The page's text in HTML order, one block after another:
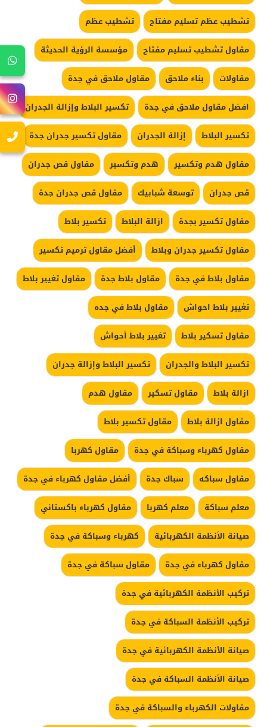
تشطيب عظم تسليم مفتاح
تشطيب عظم
مقاول تشطيب تسليم مفتاح
مؤسسة الرؤية الحديثة
مقاولات
بناء ملاحق
مقاول ملاحق في جدة
افضل مقاول ملاحق في جدة
تكسير البلاط وإزالة الجدران
تكسير البلاط
إزالة الجدران
مقاول تكسير جدران جدة
مقاول هدم وتكسير
هدم وتكسير
مقاول قص جدران
قص جدران
توسعة شبابيك
مقاول قص جدران جدة
مقاول تكسير بجدة
ازالة البلاط
تكسير بلاط
مقاول تكسير جدران وبلاط
أفضل مقاول ترميم تكسير
مقاول بلاط في جدة
مقاول بلاط جدة
مقاول تغيير بلاط
تغيير بلاط احواش
مقاول بلاط في جده
مقاول تسكير بلاط
تغيير بلاط أحواش
تكسير البلاط والجدران
تكسير البلاط وإزالة جدران
ازالة بلاط
مقاول تسكير
مقاول هدم
مقاول ازالة بلاط
مقاول تكسير بلاط
مقاول كهرباء وسباكة في جدة
مقاول كهربا
مقاول سباكه
سباك جدة
أفضل مقاول كهرباء في جدة
معلم سباكة
معلم كهربا
مقاول كهرباء باكستاني
صيانة الأنظمة الكهربائية
كهرباء وسباكة في جدة
مقاول كهرباء في جدة
مقاول سباكة في جدة
تركيب الأنظمة الكهربائية في جدة
تركيب الأنظمة السباكة في جدة
صيانة الأنظمة الكهربائية في جدة
صيانة الأنظمة السباكة في جدة
مقاولات الكهرباء والسباكة في جدة